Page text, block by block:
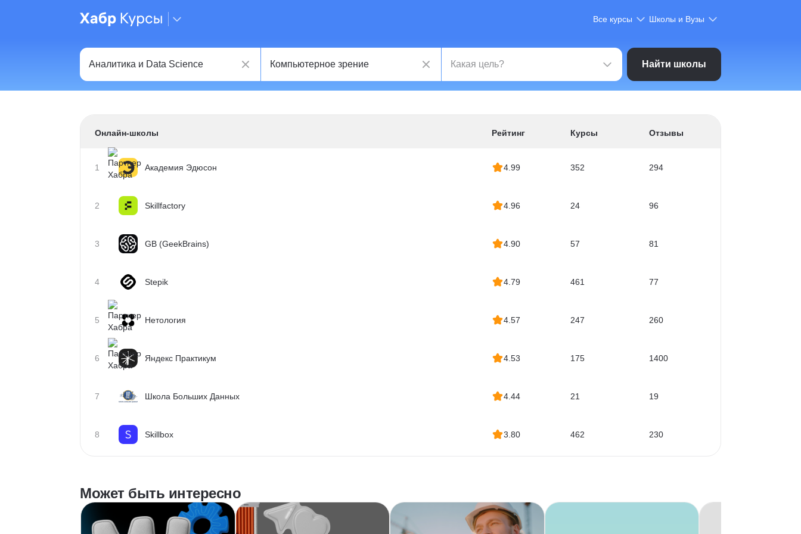
Все курсы Школы и Вузы
Найти школы
Онлайн-школы Рейтинг Курсы Отзывы
1 Академия Эдюсон 4.99 352 294
2 Skillfactory 4.96 24 96
3 GB (GeekBrains) 4.90 57 81
4 Stepik 4.79 461 77
5 Нетология 4.57 247 260
6 Яндекс Практикум 4.53 175 1400
7 Школа Больших Данных 4.44 21 19
8 Skillbox 3.80 462 230
Может быть интересно